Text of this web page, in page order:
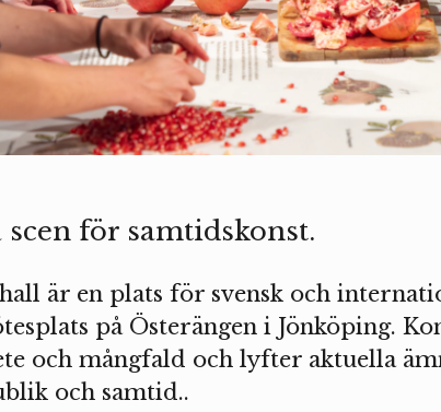
för samtidskonst.
är en plats för svensk och
på Österängen i Jönköping.
och mångfald och lyfter aktuella
och samtid..